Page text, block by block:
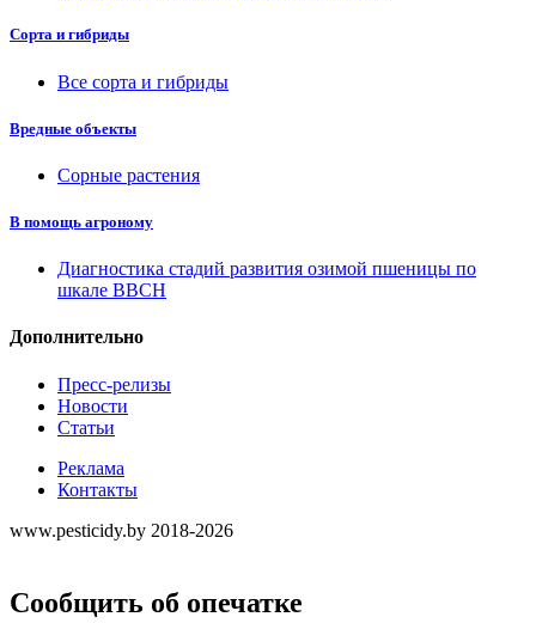
Сорта и гибриды
Все сорта и гибриды
Вредные объекты
Сорные растения
В помощь агроному
Диагностика стадий развития озимой пшеницы по
шкале ВВСН
Дополнительно
Пресс-релизы
Новости
Статьи
Реклама
Контакты
www.pesticidy.by 2018-2026
Сообщить об опечатке